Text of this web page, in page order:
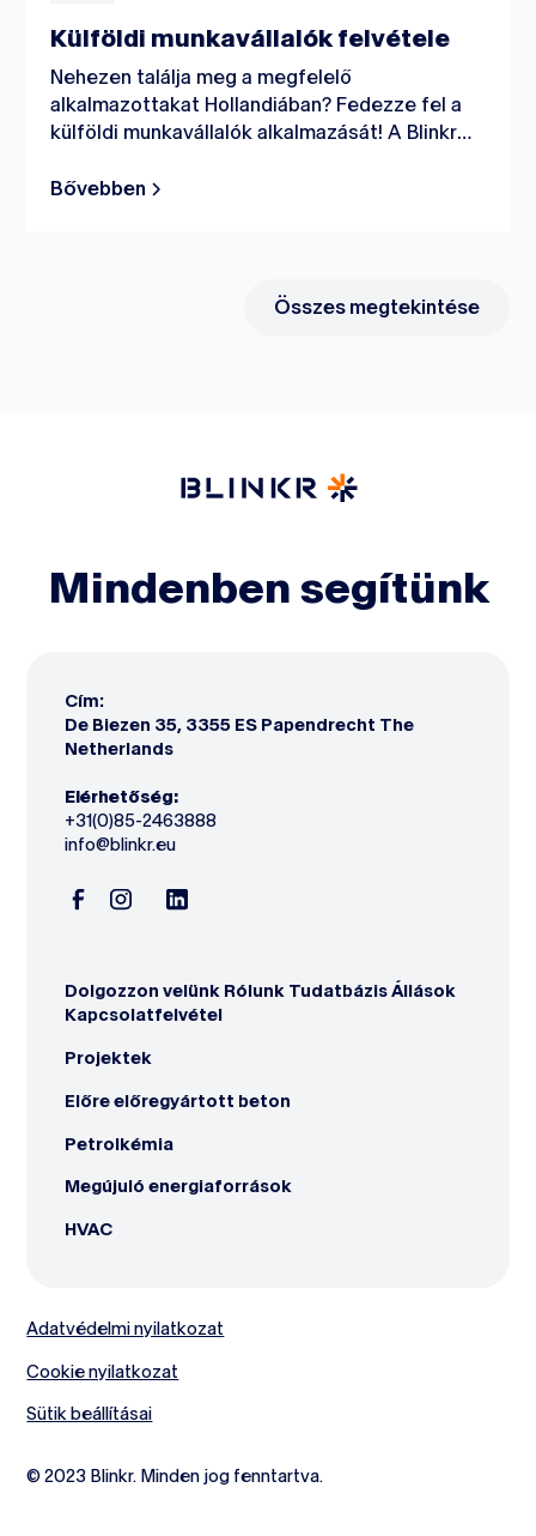
Külföldi munkavállalók felvétele
Nehezen találja meg a megfelelő
alkalmazottakat Hollandiában? Fedezze fel a
külföldi munkavállalók alkalmazását! A Blinkr
Hollandiába hozatalától kezdve az összes
Bővebben
Összes megtekintése
Mindenben segítünk
Cím:
De Biezen 35, 3355 ES Papendrecht The
Netherlands
Elérhetőség:
+31(0)85-2463888
info@blinkr.eu‍
Dolgozzon velünk Rólunk Tudatbázis Állások
Kapcsolatfelvétel
Projektek
Előre előregyártott beton
Petrolkémia
Megújuló energiaforrások
HVAC
© 2023 Blinkr. Minden jog fenntartva.
Adatvédelmi nyilatkozat
Cookie nyilatkozat
Sütik beállításai